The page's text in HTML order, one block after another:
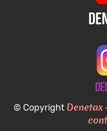
© Copyright Denetax